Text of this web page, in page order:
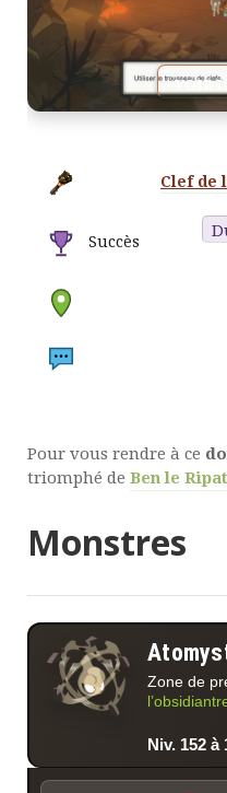
Clef de
Succès
VOIR
Pour vous rendre à ce
triomphé de Ben le
Monstres
Zone de
Niv. 152 à